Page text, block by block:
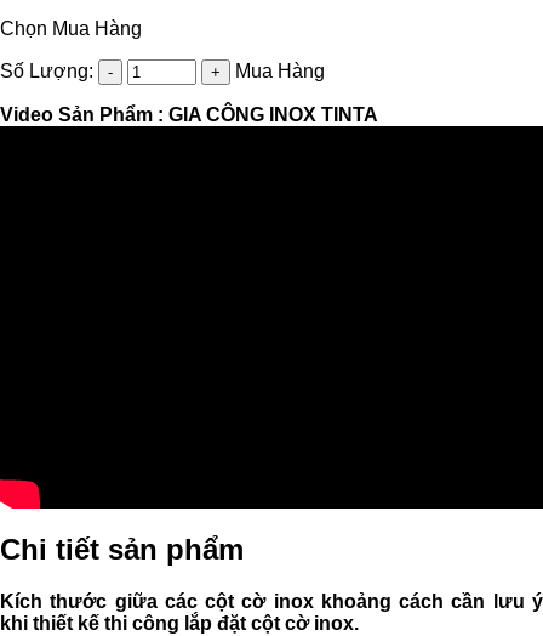
Chọn Mua Hàng
Số Lượng: Mua Hàng
Video Sản Phẩm : GIA CÔNG INOX TINTA
Chi tiết sản phẩm
Kích thước giữa các cột cờ inox khoảng cách cần lưu ý
khi thiết kế thi công lắp đặt cột cờ inox.